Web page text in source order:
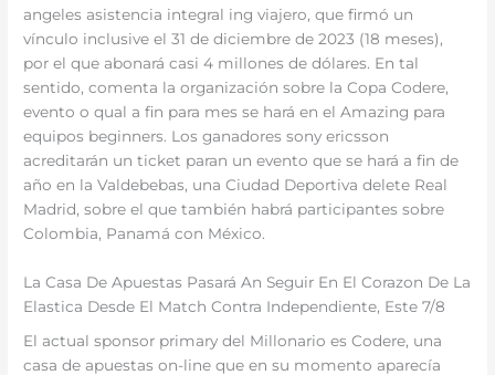
angeles asistencia integral ing viajero, que firmó un
vínculo inclusive el 31 de diciembre de 2023 (18 meses),
por el que abonará casi 4 millones de dólares. En tal
sentido, comenta la organización sobre la Copa Codere,
evento o qual a fin para mes se hará en el Amazing para
equipos beginners. Los ganadores sony ericsson
acreditarán un ticket paran un evento que se hará a fin de
año en la Valdebebas, una Ciudad Deportiva delete Real
Madrid, sobre el que también habrá participantes sobre
Colombia, Panamá con México.
La Casa De Apuestas Pasará An Seguir En El Corazon De La
Elastica Desde El Match Contra Independiente, Este 7/8
El actual sponsor primary del Millonario es Codere, una
casa de apuestas on-line que en su momento aparecía